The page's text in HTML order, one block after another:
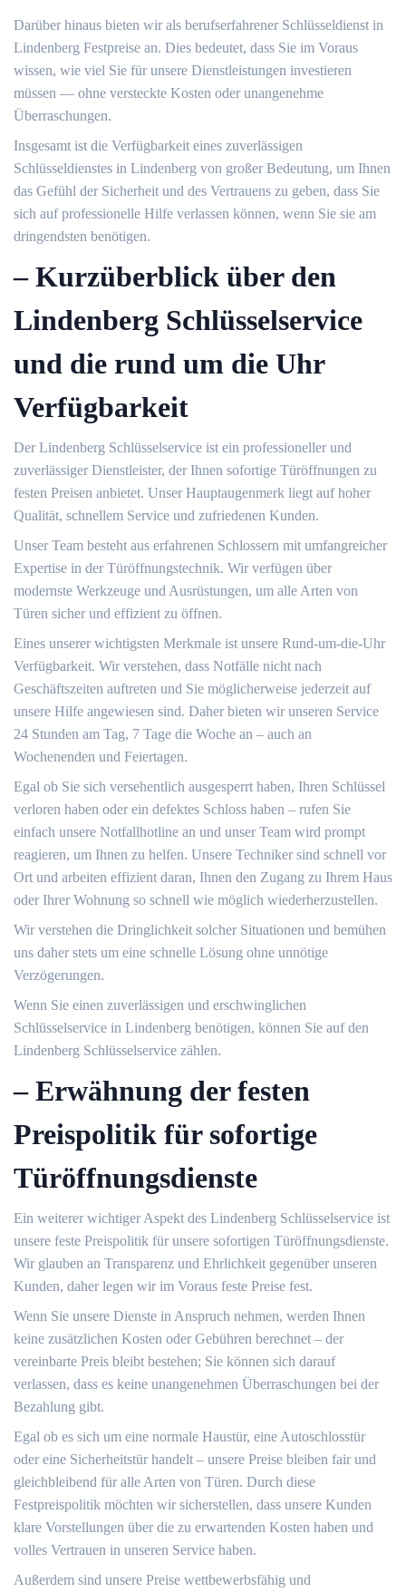
Darüber hinaus bieten wir als berufserfahrener Schlüsseldienst in
Lindenberg Festpreise an.​ Dies bedeutet, dass Sie im Voraus
wissen, wie viel Sie für unsere Dienstleistungen investieren
müssen — ohne versteckte Kosten oder unangenehme
Überraschungen.​
Insgesamt ist die Verfügbarkeit eines zuverlässigen
Schlüsseldienstes in Lindenberg von großer Bedeutung, um Ihnen
das Gefühl der Sicherheit und des Vertrauens zu geben, dass Sie
sich auf professionelle Hilfe verlassen können, wenn Sie sie am
dringendsten benötigen.​
– Kurzüberblick über den
Lindenberg Schlüsselservice
und die rund um die Uhr
Verfügbarkeit
Der Lindenberg Schlüsselservice ist ein professioneller und
zuverlässiger Dienstleister, der Ihnen sofortige Türöffnungen zu
festen Preisen anbietet.​ Unser Hauptaugenmerk liegt auf hoher
Qualität, schnellem Service und zufriedenen Kunden.​
Unser Team besteht aus erfahrenen Schlossern mit umfangreicher
Expertise in der Türöffnungstechnik. Wir verfügen über
modernste Werkzeuge und Ausrüstungen, um alle Arten von
Türen sicher und effizient zu öffnen.
Eines unserer wichtigsten Merkmale ist unsere Rund-um-die-Uhr
Verfügbarkeit.​ Wir verstehen, dass Notfälle nicht nach
Geschäftszeiten auftreten und Sie möglicherweise jederzeit auf
unsere Hilfe angewiesen sind.​ Daher bieten wir unseren Service
24 Stunden am Tag, 7 Tage die Woche an – auch an
Wochenenden und Feiertagen.​
Egal ob Sie sich versehentlich ausgesperrt haben, Ihren Schlüssel
verloren haben oder ein defektes Schloss haben – rufen Sie
einfach unsere Notfallhotline an und unser Team wird prompt
reagieren, um Ihnen zu helfen.​ Unsere Techniker sind schnell vor
Ort und arbeiten effizient daran, Ihnen den Zugang zu Ihrem Haus
oder Ihrer Wohnung so schnell wie möglich wiederherzustellen.​
Wir verstehen die Dringlichkeit solcher Situationen und bemühen
uns daher stets um eine schnelle Lösung ohne unnötige
Verzögerungen.​
Wenn Sie einen zuverlässigen und erschwinglichen
Schlüsselservice in Lindenberg benötigen, können Sie auf den
Lindenberg Schlüsselservice zählen.​
– Erwähnung der festen
Preispolitik für sofortige
Türöffnungsdienste
Ein weiterer wichtiger Aspekt des Lindenberg Schlüsselservice ist
unsere feste Preispolitik für unsere sofortigen Türöffnungsdienste.​
Wir glauben an Transparenz und Ehrlichkeit gegenüber unseren
Kunden, daher legen wir im Voraus feste Preise fest.​
Wenn Sie unsere Dienste in Anspruch nehmen, werden Ihnen
keine zusätzlichen Kosten oder Gebühren berechnet – der
vereinbarte Preis bleibt bestehen; Sie können sich darauf
verlassen, dass es keine unangenehmen Überraschungen bei der
Bezahlung gibt.​
Egal ob es sich um eine normale Haustür, eine Autoschlosstür
oder eine Sicherheitstür handelt – unsere Preise bleiben fair und
gleichbleibend für alle Arten von Türen.​ Durch diese
Festpreispolitik möchten wir sicherstellen, dass unsere Kunden
klare Vorstellungen über die zu erwartenden Kosten haben und
volles Vertrauen in unseren Service haben.​
Außerdem sind unsere Preise wettbewerbsfähig und